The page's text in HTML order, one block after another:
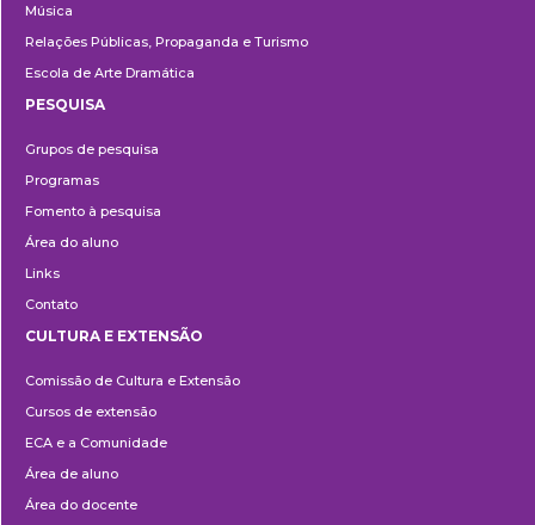
Música
Relações Públicas, Propaganda e Turismo
Escola de Arte Dramática
PESQUISA
Grupos de pesquisa
Programas
Fomento à pesquisa
Área do aluno
Links
Contato
e
Extensão
CULTURA E EXTENSÃO
Comissão de Cultura e Extensão
Cursos de extensão
ECA e a Comunidade
Área de aluno
Área do docente